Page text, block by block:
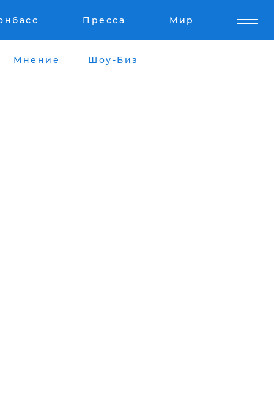
Пресса Мир
Мнение Шоу-Биз